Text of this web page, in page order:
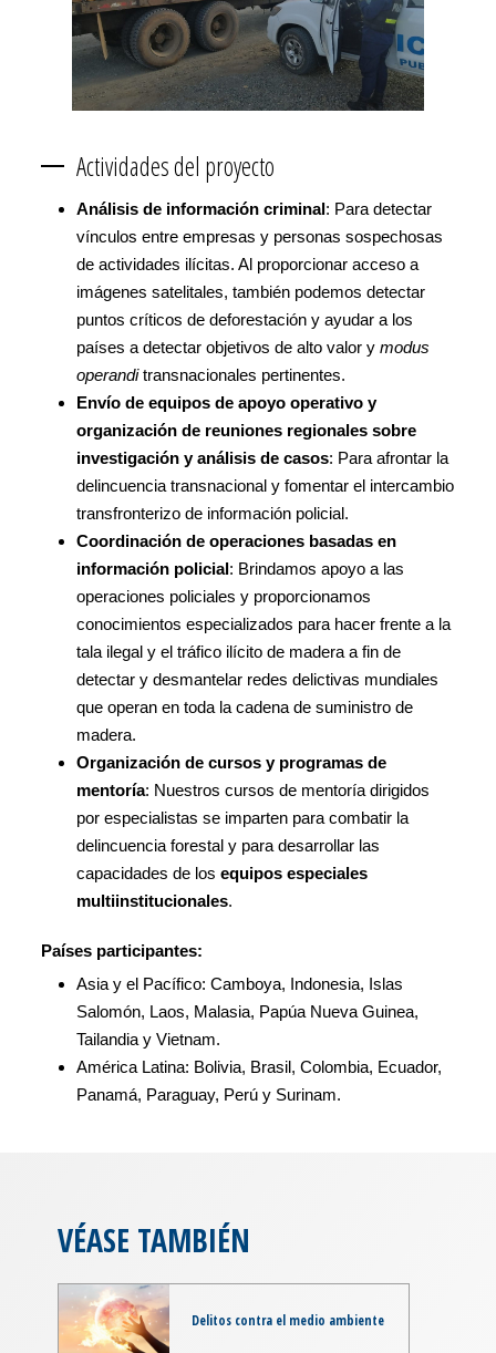
Actividades del proyecto
Análisis de información criminal: Para detectar
vínculos entre empresas y personas sospechosas
de actividades ilícitas. Al proporcionar acceso a
imágenes satelitales, también podemos detectar
puntos críticos de deforestación y ayudar a los
países a detectar objetivos de alto valor y modus
operanditransnacionales pertinentes.
Envío de equipos de apoyo operativo y
organización de reuniones regionales sobre
investigación y análisis de casos: Para afrontar la
delincuencia transnacional y fomentar el intercambio
transfronterizo de información policial.
Coordinación de operaciones basadas en
información policial: Brindamos apoyo a las
operaciones policiales y proporcionamos
conocimientos especializados para hacer frente a la
tala ilegal y el tráfico ilícito de madera a fin de
detectar y desmantelar redes delictivas mundiales
que operan en toda la cadena de suministro de
madera.
Organización de cursos y programas de
mentoría: Nuestros cursos de mentoría dirigidos
por especialistas se imparten para combatir la
delincuencia forestal y para desarrollar las
capacidades de los equipos especiales
multiinstitucionales.
Países participantes:
Asia y el Pacífico: Camboya, Indonesia, Islas
Salomón, Laos, Malasia, Papúa Nueva Guinea,
Tailandia y Vietnam.
América Latina: Bolivia, Brasil, Colombia, Ecuador,
Panamá, Paraguay, Perú y Surinam.
VÉASE TAMBIÉN
Delitos contra el medio ambiente